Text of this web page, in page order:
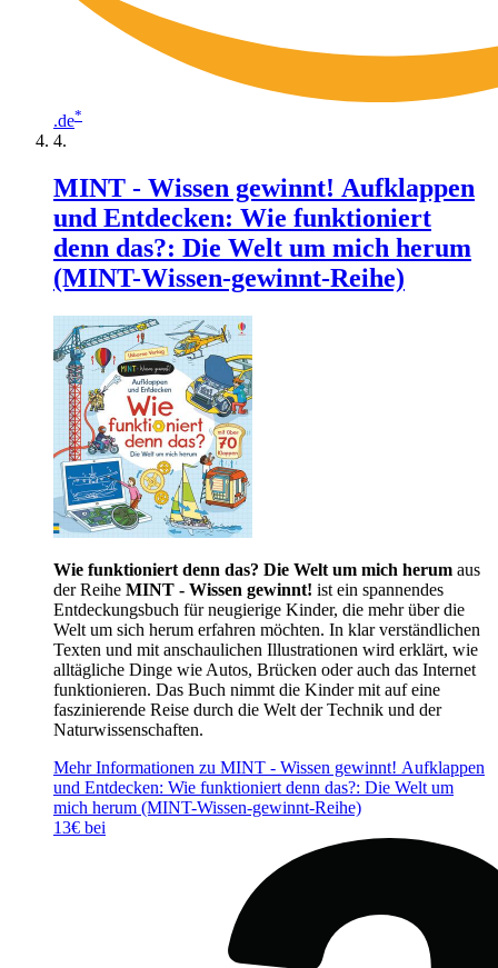
.de*
MINT - Wissen gewinnt! Aufklappen
und Entdecken: Wie funktioniert
denn das?: Die Welt um mich herum
(MINT-Wissen-gewinnt-Reihe)
Wie funktioniert denn das? Die Welt um mich herum aus
der Reihe MINT - Wissen gewinnt! ist ein spannendes
Entdeckungsbuch für neugierige Kinder, die mehr über die
Welt um sich herum erfahren möchten. In klar verständlichen
Texten und mit anschaulichen Illustrationen wird erklärt, wie
alltägliche Dinge wie Autos, Brücken oder auch das Internet
funktionieren. Das Buch nimmt die Kinder mit auf eine
faszinierende Reise durch die Welt der Technik und der
Naturwissenschaften.
Mehr Informationen zu MINT - Wissen gewinnt! Aufklappen
und Entdecken: Wie funktioniert denn das?: Die Welt um
mich herum (MINT-Wissen-gewinnt-Reihe)
13€ bei